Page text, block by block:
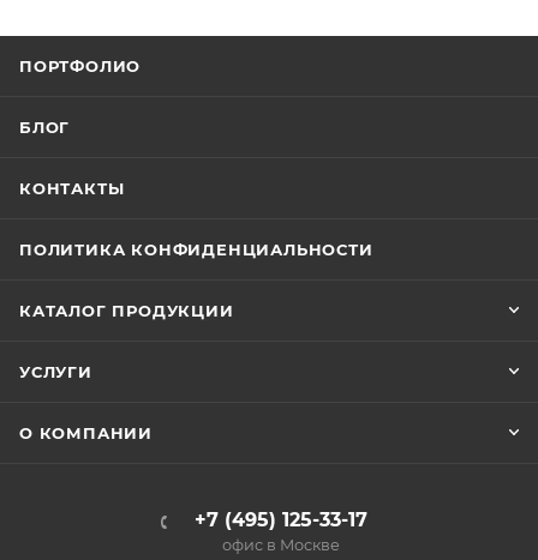
ПОРТФОЛИО
БЛОГ
КОНТАКТЫ
ПОЛИТИКА КОНФИДЕНЦИАЛЬНОСТИ
КАТАЛОГ ПРОДУКЦИИ
УСЛУГИ
О КОМПАНИИ
+7 (495) 125-33-17
офис в Москве